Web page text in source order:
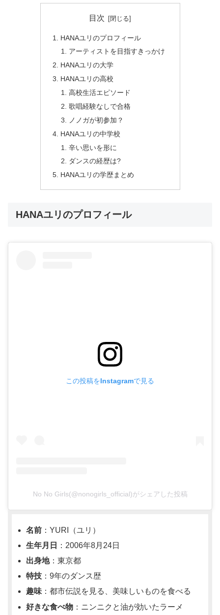
目次
HANAユリのプロフィール
アーティストを目指すきっかけ
HANAユリの大学
HANAユリの高校
高校生活エピソード
歌唱経験なしで合格
ノノガが初参加？
HANAユリの中学校
辛い思いを形に
ダンスの経歴は?
HANAユリの学歴まとめ
HANAユリのプロフィール
この投稿をInstagramで見る
No No Girls(@nonogirls_official)がシェアした投稿
名前 ：YURI（ユリ）
生年月日
：2006年8月24日
出身地：東京都
特技 ：9年のダンス歴
趣味：都市伝説を見る、美味しいものを食べる
好きな食べ物 ：ニンニクと油が効いたラーメ